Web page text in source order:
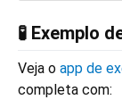
🧪 Exemplo
Veja o app de
completa com: